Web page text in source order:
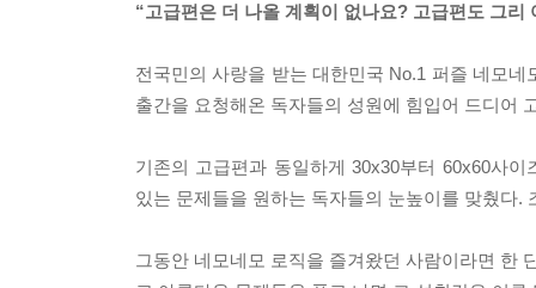
“고급편은 더 나올 계획이 없나요? 고급편도 그
전국민의 사랑을 받는 대한민국 No.1 퍼즐 네모
출간을 요청해온 독자들의 성원에 힘입어 드디어
기존의 고급편과 동일하게 30x30부터 60x60사
있는 문제들을 원하는 독자들의 눈높이를 맞췄다.
그동안 네모네모 로직을 즐겨왔던 사람이라면 한